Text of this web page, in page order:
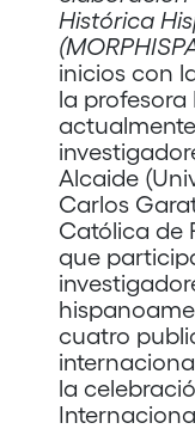
Histórica
inicios con
la profesora
Alcaide
Carlos
Católica de
que
cuatro
la